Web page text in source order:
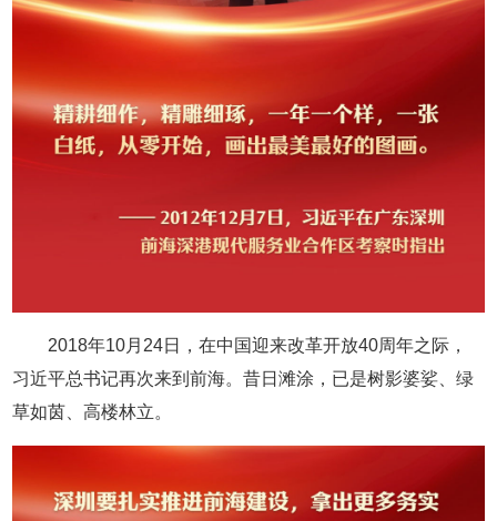
2018年10月24日，在中国迎来改革开放40周年之际，
习近平总书记再次来到前海。昔日滩涂，已是树影婆娑、绿
草如茵、高楼林立。